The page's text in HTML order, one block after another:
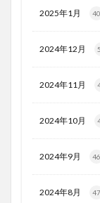
2025年1月 40
2024年12月
2024年11月
2024年10月
2024年9月 46
2024年8月 47